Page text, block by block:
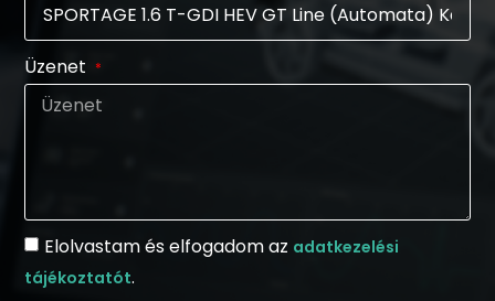
Üzenet
Elolvastam és elfogadom az adatkezelési
tájékoztatót.